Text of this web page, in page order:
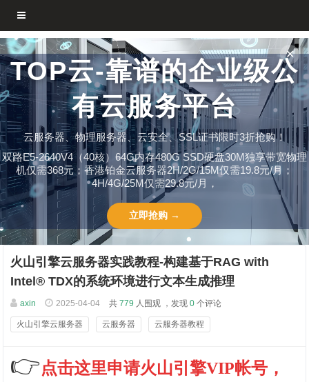
TOP云-靠谱的企业级公
有云服务平台
云服务器、物理服务器、云安全、SSL证书限时3折抢购！
双路E5-2640V4（40核）64G内存480G SSD硬盘30M独享带宽物理
机仅需368元；香港铂金云服务器2H/2G/15M仅需19.8元/月；
4H/4G/25M仅需29.8元/月，
立即抢购 →
✕
火山引擎云服务器实践教程-构建基于RAG with
Intel® TDX的系统环境进行文本生成推理
axin 2025-04-04 共 779 人围观 ，发现 0 个评论
火山引擎云服务器 云服务器 云服务器教程
👉点击这里申请火山引擎VIP帐号，